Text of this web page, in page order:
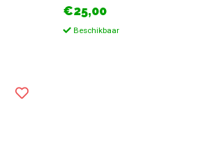
€25,00
Beschikbaar